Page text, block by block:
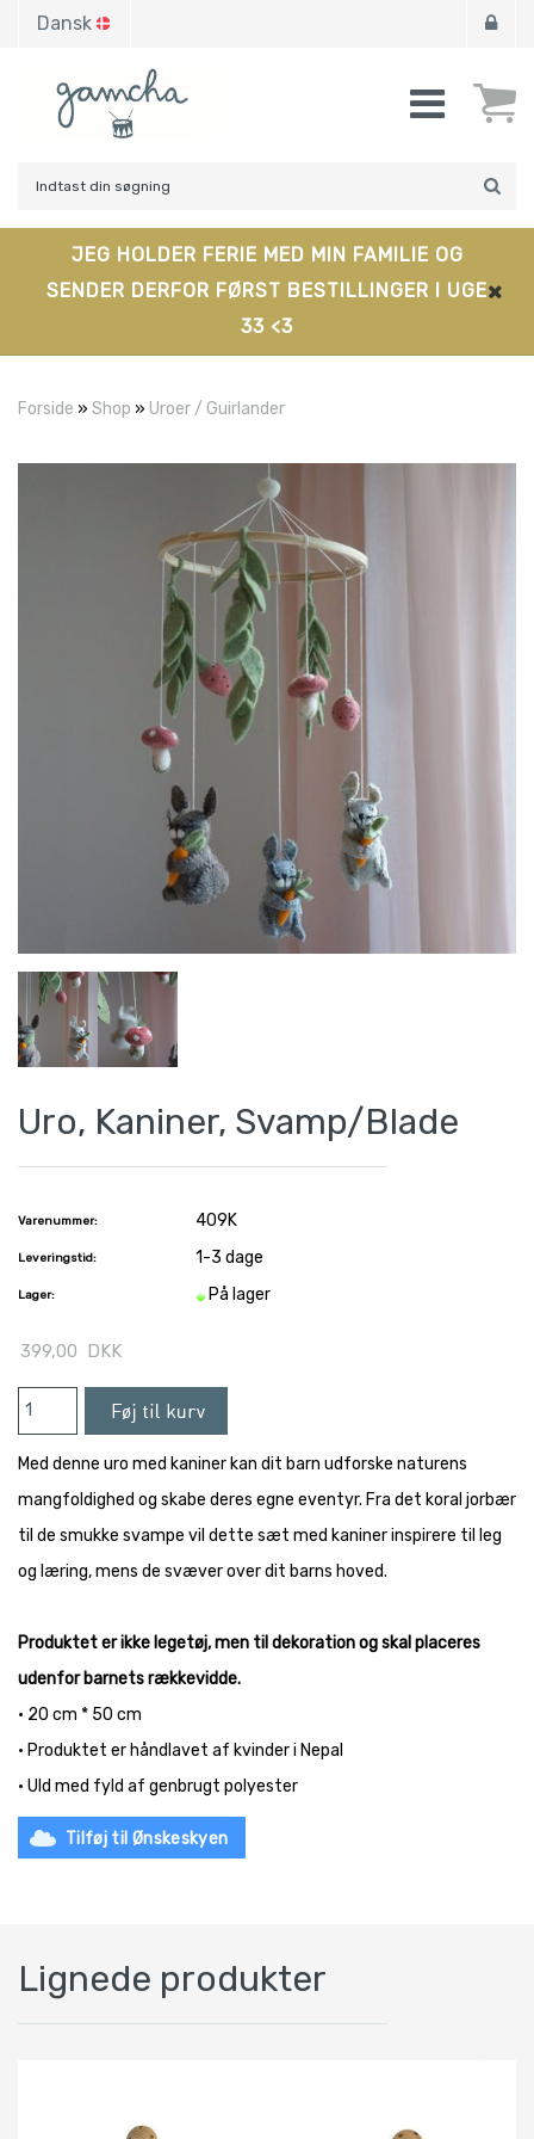
Dansk
JEG HOLDER FERIE MED MIN FAMILIE OG
SENDER DERFOR FØRST BESTILLINGER I UGE
33 <3
Forside » Shop » Uroer / Guirlander
Uro, Kaniner, Svamp/Blade
Varenummer: 409K
Leveringstid: 1-3 dage
Lager: På lager
399,00 DKK
Med denne uro med kaniner kan dit barn udforske naturens
mangfoldighed og skabe deres egne eventyr. Fra det koral jorbær
til de smukke svampe vil dette sæt med kaniner inspirere til leg
og læring, mens de svæver over dit barns hoved.
Produktet er ikke legetøj, men til dekoration og skal placeres
udenfor barnets rækkevidde.
• 20 cm * 50 cm
• Produktet er håndlavet af kvinder i Nepal
• Uld med fyld af genbrugt polyester
Tilføj til Ønskeskyen
Lignede produkter